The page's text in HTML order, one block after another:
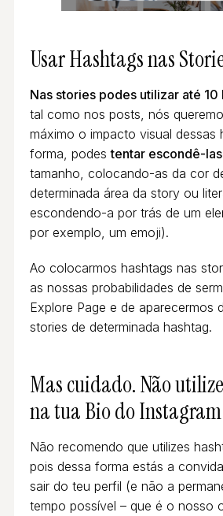
Usar Hashtags nas
Nas stories podes utilizar até 10
tal como nos posts, nós
máximo o impacto visual dessas
forma, podestentar escondê-las
tamanho, colocando-as da cor
determinada área da story ou
escondendo-a por trás de um
por exemplo, um emoji).
Ao colocarmos hashtags nas
as nossas probabilidades de
Explore Page e de aparecermos
stories de determinada hashtag.
Mas cuidado. Não
na tua Bio do
Não recomendo que utilizes
pois dessa forma estás a
sair do teu perfil (e não a
tempo possível – que é o nosso